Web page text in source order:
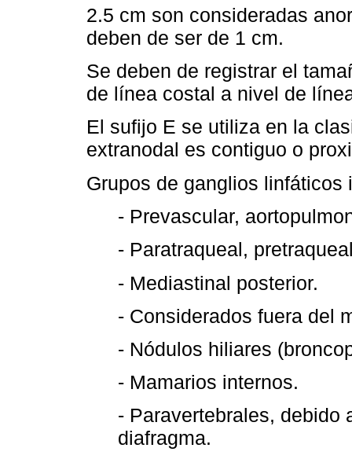
2.5 cm son consideradas
deben de ser de 1 cm.
Se deben de registrar el
de línea costal a nivel de
El sufijo E se utiliza en la
extranodal es contiguo o
Grupos de ganglios
- Prevascular,
- Paratraqueal,
- Mediastinal posterior.
- Considerados fuera del
- Nódulos hiliares
- Mamarios internos.
- Paravertebrales, debido
diafragma.